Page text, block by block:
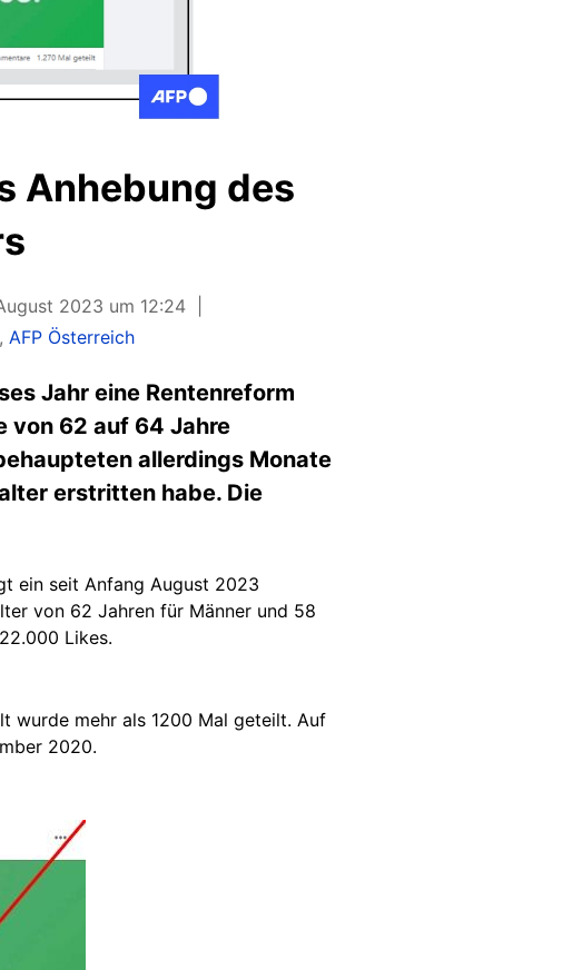
Anhebung des
2023 um 12:24
AFP Österreich
Jahr eine Rentenreform
von 62 auf 64 Jahre
allerdings Monate
erstritten habe. Die
ein seit Anfang August 2023
von 62 Jahren für Männer und 58
Likes.
wurde mehr als 1200 Mal geteilt. Auf
2020.